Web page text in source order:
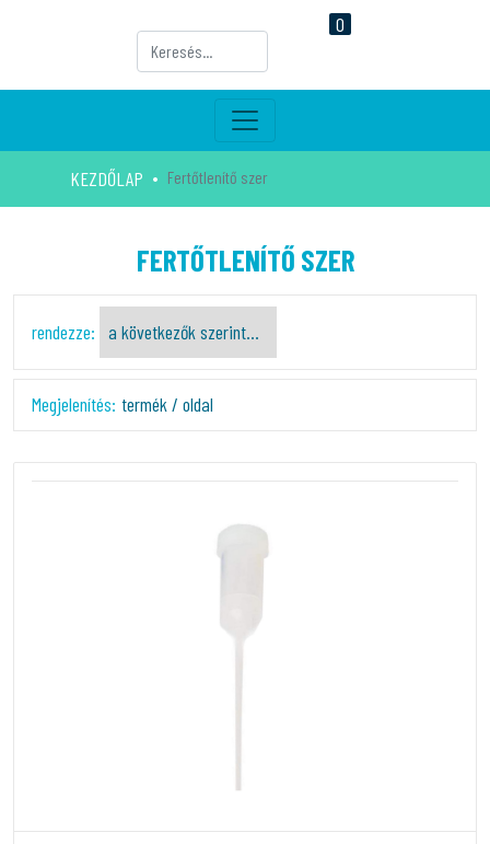
0
KEZDŐLAP Fertőtlenítő szer
FERTŐTLENÍTŐ SZER
rendezze:
Megjelenítés: termék / oldal